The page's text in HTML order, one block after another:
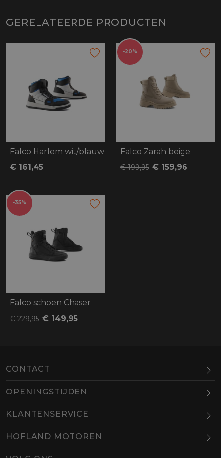
GERELATEERDE PRODUCTEN
Falco Harlem wit/blauw
€ 161,45
-20%
Falco Zarah beige
€ 199,95 € 159,96
-35%
Falco schoen Chaser
€ 229,95 € 149,95
CONTACT
BEL EMAIL
OPENINGSTIJDEN
Maandag
Dinsdag
10.00-18.00
Woensdag
KLANTENSERVICE
HOFLAND MOTOREN